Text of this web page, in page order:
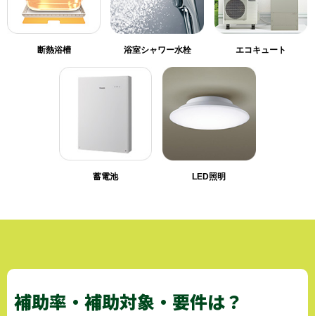
断熱浴槽 浴室シャワー水栓 エコキュート
蓄電池 LED照明
補助率・補助対象・要件は？